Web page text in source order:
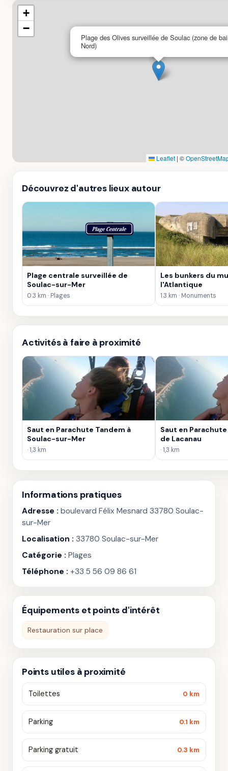
Plage des Olives surveillée de Soulac (zone de
Nord)
+
−
Leaflet | ©
Découvrez d'autres lieux autour
Plage centrale surveillée de
Soulac-sur-Mer
0.3 km · Plages
Les bunkers du
l'Atlantique
1.3 km · Monuments
Activités à faire à proximité
Saut en Parachute Tandem à
Soulac-sur-Mer
· 1,3 km
Saut en
de Lacanau
· 1,3 km
Informations pratiques
Adresse : boulevard Félix Mesnard 33780 Soulac-
sur-Mer
Localisation : 33780 Soulac-sur-Mer
Catégorie : Plages
Téléphone : +33 5 56 09 86 61
Équipements et points d'intérêt
Restauration sur place
Points utiles à proximité
Toilettes 0 km
Parking 0.1 km
Parking gratuit 0.3 km